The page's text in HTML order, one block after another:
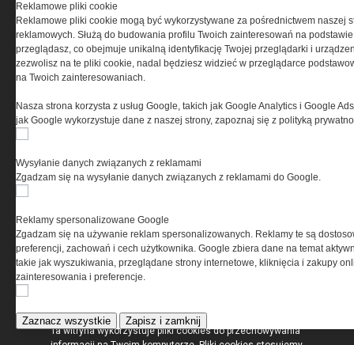
REGULAMIN
Regulamin określa zasady korzystania z portalu
www.special-ops.pl
Korzystanie z portalu jest równoznaczne
z zaakceptowaniem warunków ustanowionych
0000537655, NIP 1132860378, REGON 146393437
(zwana dalej Grupa MEDIUM) w postaci Regulaminu.
Przeczytaj regulamin
Ta witryna wykorzystuje pliki cookies do przechowywania
Reklamowe pliki cookie
Reklamowe pliki cookie mogą być wykorzystywane za pośrednictwem naszej
reklamowych. Służą do budowania profilu Twoich zainteresowań na
przeglądasz, co obejmuje unikalną identyfikację Twojej przeglądarki i
zezwolisz na te pliki cookie, nadal będziesz widzieć w przeglądarce
na Twoich zainteresowaniach.
Nasza strona korzysta z usług Google, takich jak Google Analytics i Google
jak Google wykorzystuje dane z naszej strony, zapoznaj się z polityką
Wysyłanie danych związanych z reklamami
Zgadzam się na wysyłanie danych związanych z reklamami do Google.
Reklamy spersonalizowane Google
Zgadzam się na używanie reklam spersonalizowanych. Reklamy te są
preferencji, zachowań i cech użytkownika. Google zbiera dane na temat
takie jak wyszukiwania, przeglądane strony internetowe, kliknięcia i zakupy
zainteresowania i preferencje.
Zaznacz wszystkie Zapisz i zamknij